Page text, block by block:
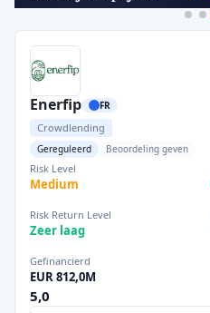
Enerfip FR
Crowdlending
Gereguleerd Beoordeling geven
Risk Level
Medium
Risk Return Level
Zeer laag
Gefinancierd
EUR 812,0M
5,0